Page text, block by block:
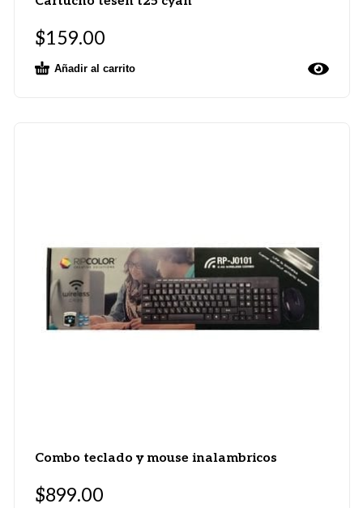
$159.00
Añadir al carrito
Combo teclado y mouse inalambricos
$899.00